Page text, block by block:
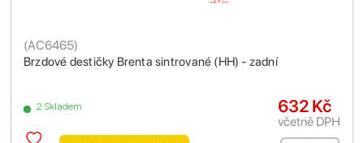
Brzdové destičky Brenta sintrované (HH) - zadní
(AC6465)
2 Skladem 632 Kč
včetně DPH